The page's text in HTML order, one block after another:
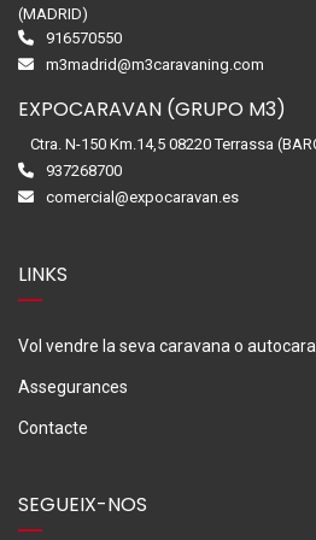
(MADRID)
916570550
m3madrid@m3caravaning.com
EXPOCARAVAN (GRUPO M3)
Ctra. N-150 Km.14,5 08220 Terrassa
937268700
comercial@expocaravan.es
LINKS
Vol vendre la seva caravana o
Assegurances
Contacte
SEGUEIX-NOS